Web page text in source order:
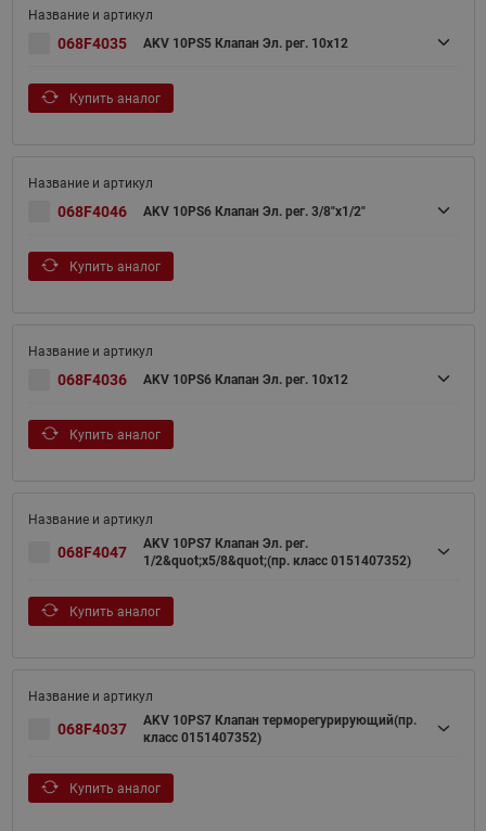
068F4035 AKV 10PS5 Клапан Эл. рег. 10x12
Купить аналог
068F4046 AKV 10PS6 Клапан Эл. рег. 3/8"х1/2"
Купить аналог
068F4036 AKV 10PS6 Клапан Эл. рег. 10x12
Купить аналог
068F4047
AKV 10PS7 Клапан Эл. рег.
1/2&quot;х5/8&quot;(пр. класс 0151407352)
Купить аналог
068F4037
AKV 10PS7 Клапан терморегурирующий(пр.
класс 0151407352)
Купить аналог